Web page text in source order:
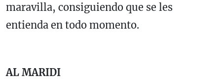
maravilla, consiguiendo que se les
entienda en todo momento.
AL MARIDI